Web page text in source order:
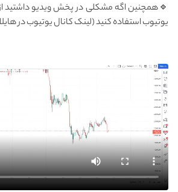
🔹همچنین اگه مشکلی در پخش ویدیو داشتید
یوتیوب استفاده کنید (لینک کانال یوتیوب در